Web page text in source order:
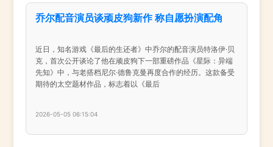
乔尔配音演员谈顽皮狗新作 称自愿扮演配角
近日，知名游戏《最后的生还者》中乔尔的配音演员特洛伊·贝
克，首次公开谈论了他在顽皮狗下一部重磅作品《星际：异端
先知》中，与老搭档尼尔·德鲁克曼再度合作的经历。这款备受
期待的太空题材作品，标志着以《最后
2026-05-05 06:15:04